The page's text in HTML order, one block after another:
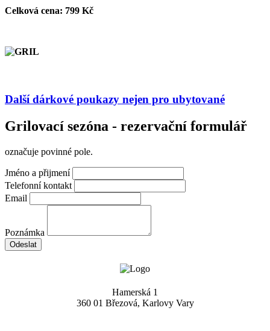
Celková cena: 799 Kč
Další dárkové poukazy nejen pro ubytované
Grilovací sezóna - rezervační formulář
označuje povinné pole.
Jméno a přijmení
Telefonní kontakt
Email
Poznámka
Odeslat
Hamerská 1
360 01 Březová, Karlovy Vary